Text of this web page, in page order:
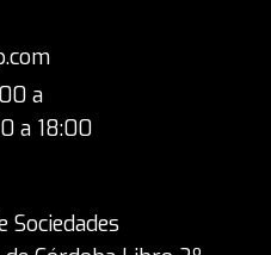
intactas todas
Asimismo, para
practicidad
en casa,
de
a
a 18:00